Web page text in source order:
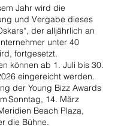
Jahr wird die
und Vergabe dieses
der alljährlich an
unter 40
fortgesetzt.
können ab 1. Juli bis 30.
eingereicht werden.
der Young Bizz Awards
Sonntag, 14. März
Beach Plaza,
die Bühne.